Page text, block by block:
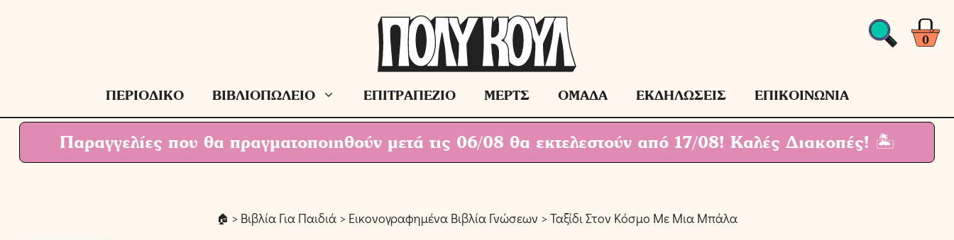
0
ΠΕΡΙΟΔΙΚΟ ΒΙΒΛΙΟΠΩΛΕΙΟ ΕΠΙΤΡΑΠΕΖΙΟ ΜΕΡΤΣ ΟΜΑΔΑ ΕΚΔΗΛΩΣΕΙΣ ΕΠΙΚΟΙΝΩΝΙΑ
Παραγγελίες που θα πραγματοποιηθούν μετά τις 06/08 θα εκτελεστούν από 17/08! Καλές Διακοπές! 🏝
> Βιβλία Για Παιδιά > Εικονογραφημένα Βιβλία Γνώσεων > Ταξίδι Στον Κόσμο Με Μια Μπάλα